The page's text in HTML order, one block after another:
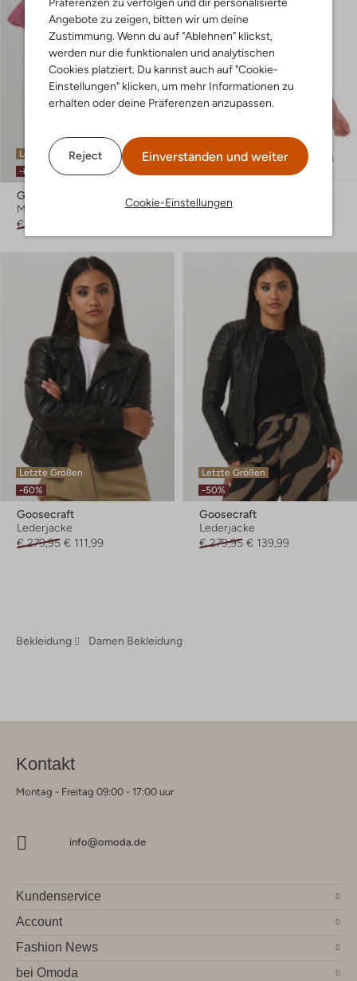
Angebote zu zeigen, bitten wir um deine
Zustimmung. Wenn du auf "Ablehnen" klickst,
werden nur die funktionalen und analytischen
Cookies platziert. Du kannst auch auf "Cookie-
Einstellungen" klicken, um mehr Informationen zu
erhalten oder deine Präferenzen anzupassen.
Reject Einverstanden und weiter
Cookie-Einstellungen
Letzter Artikel
-60%
Goosecraft
Minikleid
€ 179,95
Letzter Artikel
Goosecraft
Minikleid
Letzte Größen
-60%
Goosecraft
Lederjacke
€ 279,95 € 111,99
Letzte Größen
-50%
Goosecraft
Lederjacke
€ 279,95 € 139,99
Bekleidung Damen Bekleidung
Kontakt
Montag - Freitag 09:00 - 17:00 uur
info@omoda.de
Kundenservice
Account
Fashion News
bei Omoda